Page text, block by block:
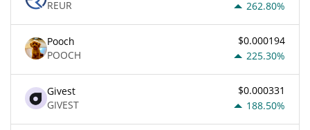
REUR
262.80%
Pooch
POOCH
$0.000194
225.30%
Givest
GIVEST
$0.000331
188.50%